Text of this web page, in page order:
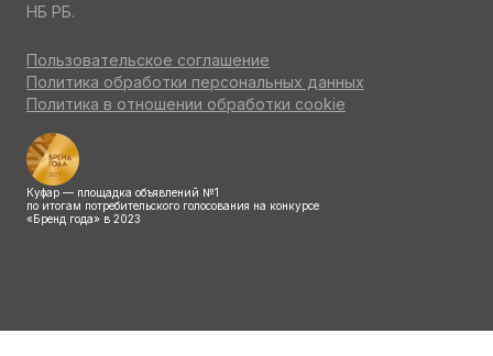
НБ РБ.
Пользовательское соглашение
Политика обработки персональных данных
Политика в отношении обработки cookie
Куфар — площадка объявлений №1
по итогам потребительского голосования на конкурсе
«Бренд года» в 2023